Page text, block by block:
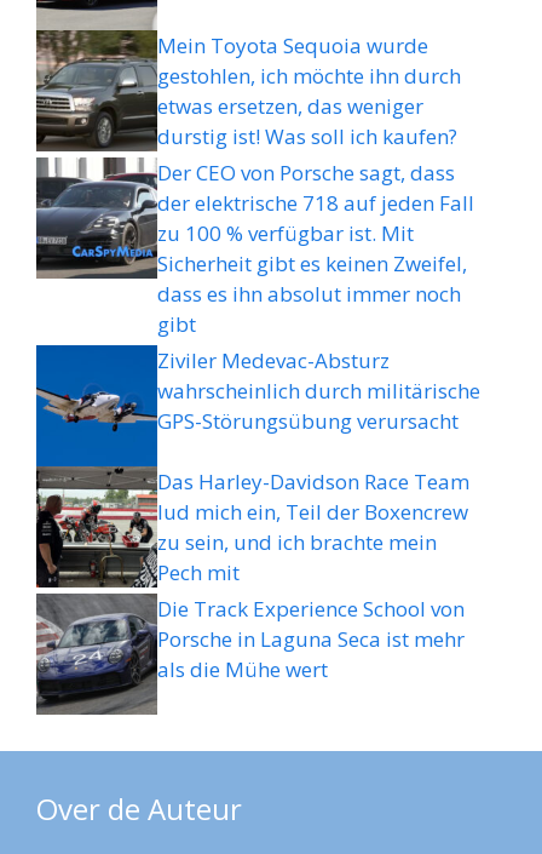
Mein Toyota Sequoia wurde
gestohlen, ich möchte ihn durch
etwas ersetzen, das weniger
durstig ist! Was soll ich kaufen?
Der CEO von Porsche sagt, dass
der elektrische 718 auf jeden Fall
zu 100 % verfügbar ist. Mit
Sicherheit gibt es keinen Zweifel,
dass es ihn absolut immer noch
gibt
Ziviler Medevac-Absturz
wahrscheinlich durch militärische
GPS-Störungsübung verursacht
Das Harley-Davidson Race Team
lud mich ein, Teil der Boxencrew
zu sein, und ich brachte mein
Pech mit
Die Track Experience School von
Porsche in Laguna Seca ist mehr
als die Mühe wert
Over de Auteur